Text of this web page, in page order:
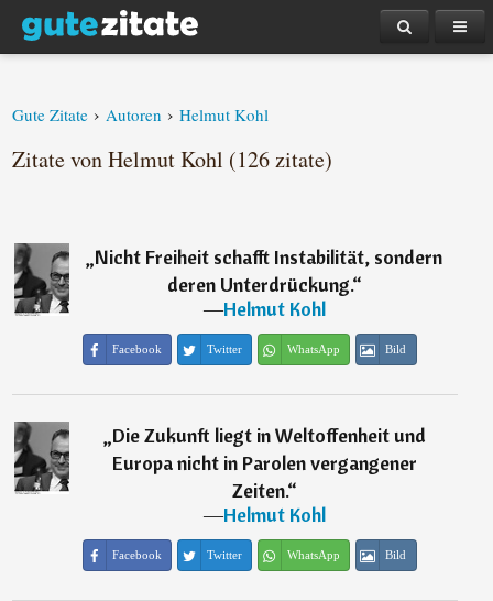
Gute Zitate › Autoren › Helmut Kohl
Zitate von Helmut Kohl (126 zitate)
„Nicht Freiheit schafft Instabilität, sondern
deren Unterdrückung.“
―Helmut Kohl
Facebook Twitter WhatsApp Bild
„Die Zukunft liegt in Weltoffenheit und
Europa nicht in Parolen vergangener
Zeiten.“
―Helmut Kohl
Facebook Twitter WhatsApp Bild